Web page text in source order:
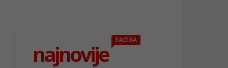
najnovije
FACE.BA